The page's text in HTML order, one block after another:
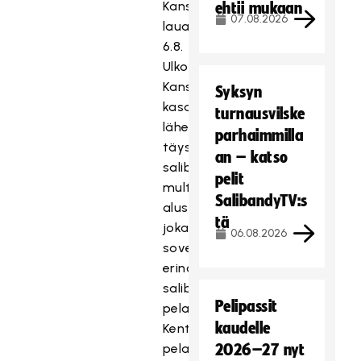
Kansalaistorilla
lauantaina
6.8.
Ulkopelitapahtumassa
Kansalaistorille
kasataan
lähes
täysikokoinen
salibandykenttä
multisport-
alustalla,
joka
soveltuu
erinomaisesti
salibandyn
pelaamiseen.
Kentällä
pelataan
ehtii mukaan
07.08.2026
Syksyn
turnausvilske
parhaimmilla
an – katso
pelit
SalibandyTV:s
tä
06.08.2026
Pelipassit
kaudelle
2026–27 nyt